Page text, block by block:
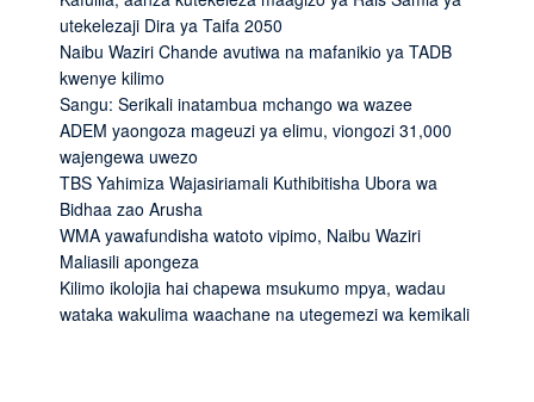
utekelezaji Dira ya Taifa 2050
Naibu Waziri Chande avutiwa na mafanikio ya TADB
kwenye kilimo
Sangu: Serikali inatambua mchango wa wazee
ADEM yaongoza mageuzi ya elimu, viongozi 31,000
wajengewa uwezo
TBS Yahimiza Wajasiriamali Kuthibitisha Ubora wa
Bidhaa zao Arusha
WMA yawafundisha watoto vipimo, Naibu Waziri
Maliasili apongeza
Kilimo ikolojia hai chapewa msukumo mpya, wadau
wataka wakulima waachane na utegemezi wa kemikali